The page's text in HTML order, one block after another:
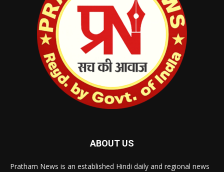
ABOUT US
Pratham News is an established Hindi daily and regional news